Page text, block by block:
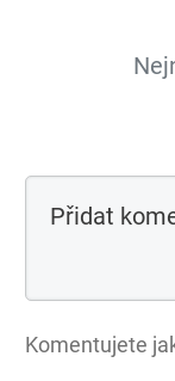
Komentujete